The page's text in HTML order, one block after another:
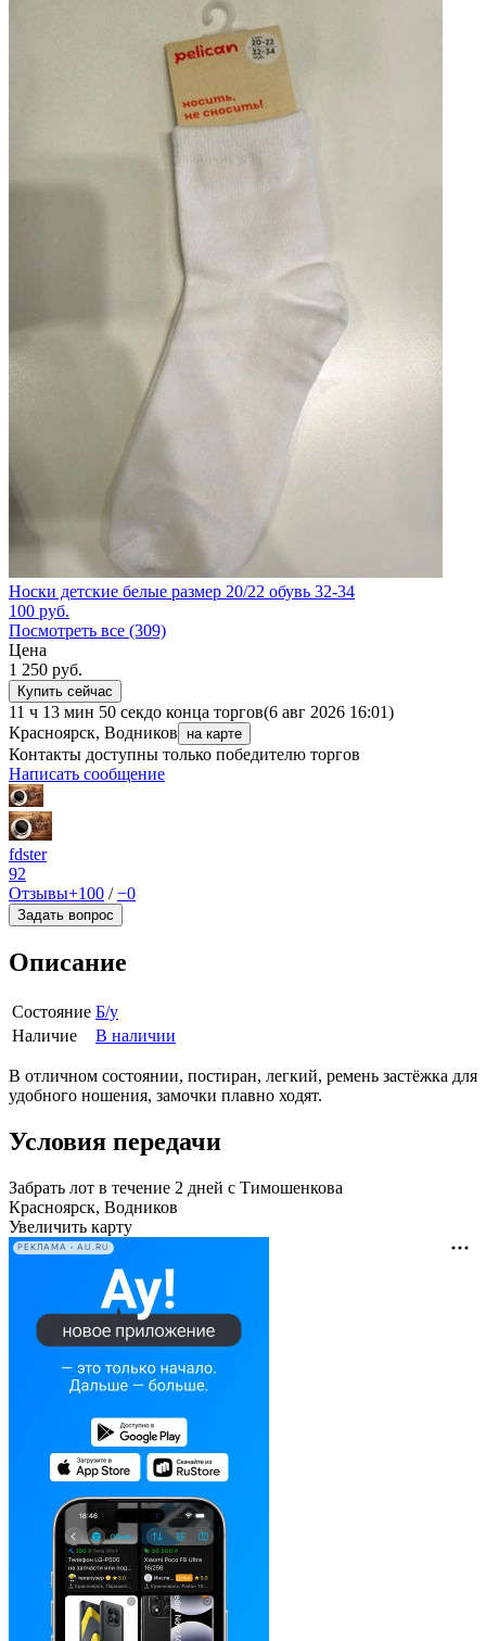
Носки детские белые размер 20/22 обувь 32-34
100 руб.
Посмотреть все (309)
Цена
1 250 руб.
Купить сейчас
11 ч 13 мин 50 секдо конца торгов(6 авг 2026 16:01)
Красноярск, Водников
на карте
Контакты доступны только победителю торгов
Написать сообщение
fdster
92
Отзывы+100 /−0
Задать вопрос
Описание
Состояние Б/у
Наличие
В наличии
В отличном состоянии, постиран, легкий, ремень застёжка для
удобного ношения, замочки плавно ходят.
Условия передачи
Забрать лот в течение 2 дней с Тимошенкова
Красноярск, Водников
Увеличить карту
РЕКЛАМА • AU.RU